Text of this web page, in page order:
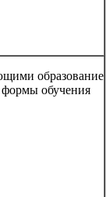
образование
обучения